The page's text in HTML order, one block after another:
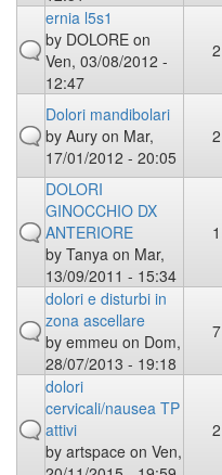
ernia l5s1
by DOLORE on
Ven, 03/08/2012 -
12:47
2
Dolori mandibolari
by Aury on Mar,
17/01/2012 - 20:05
2
DOLORI
GINOCCHIO DX
ANTERIORE
by Tanya on Mar,
13/09/2011 - 15:34
1
dolori e disturbi in
zona ascellare
by emmeu on Dom,
28/07/2013 - 19:18
7
dolori
cervicali/nausea TP
attivi
by artspace on Ven,
2